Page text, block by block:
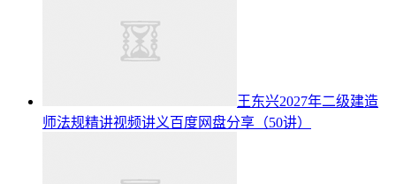
王东兴2027年二级建造
师法规精讲视频讲义百度网盘分享（50讲）